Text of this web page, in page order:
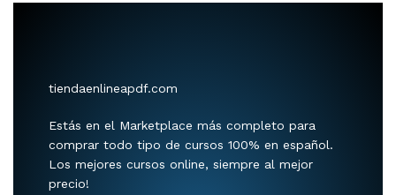
tiendaenlineapdf.com
Estás en el Marketplace más completo para
comprar todo tipo de cursos 100% en español.
Los mejores cursos online, siempre al mejor
precio!